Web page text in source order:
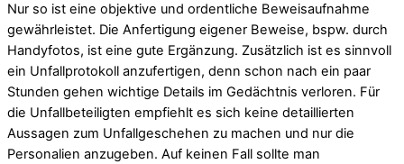
Nur so ist eine objektive und ordentliche Beweisaufnahme
gewährleistet. Die Anfertigung eigener Beweise, bspw. durch
Handyfotos, ist eine gute Ergänzung. Zusätzlich ist es sinnvoll
ein Unfallprotokoll anzufertigen, denn schon nach ein paar
Stunden gehen wichtige Details im Gedächtnis verloren. Für
die Unfallbeteiligten empfiehlt es sich keine detaillierten
Aussagen zum Unfallgeschehen zu machen und nur die
Personalien anzugeben. Auf keinen Fall sollte man